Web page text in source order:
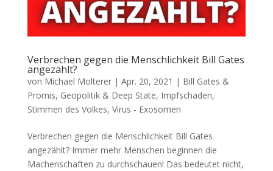
Verbrechen gegen die Menschlichkeit Bill Gates
angezählt?
von Michael Molterer| Apr. 20, 2021 | Bill Gates &
Promis, Geopolitik & Deep State, Impfschaden,
Stimmen des Volkes, Virus - Exosomen
Verbrechen gegen die Menschlichkeit Bill Gates
angezählt? Immer mehr Men­schen begin­nen die
Machen­schaf­ten zu durchschauen! Das bedeu­tet nicht,